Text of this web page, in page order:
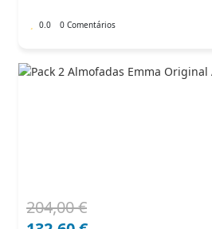
0.0 0 Comentários
204,00€
O
O